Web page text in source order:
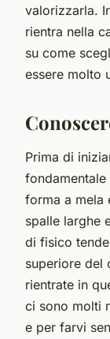
valorizzarla.
rientra nella
su come
essere molto
Prima di
forma a mela
spalle larghe
di fisico
superiore del
rientrate in
ci sono molti
e per farvi